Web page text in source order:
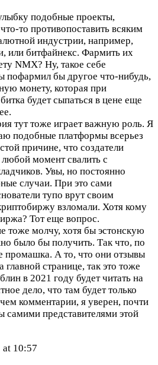
подобные проекты,
то противопоставить всяким
индустрии, например,
или битфайнекс. Фармить их
NMX? Ну, такое себе
пофармил бы другое что-нибудь,
монету, которая при
будет сыпаться в цене еще
тут тоже играет важную роль. Я
подобные платформы всерьез
причине, что создатели
момент свалить с
Увы, но постоянно
случаи. При это сами
тупо врут своим
взломали. Хотя кому
Тот еще вопрос.
тоже молчу, хотя бы эстонскую
было бы получить. Так что, по
промашка. А то, что они отзывы
главной странице, так это тоже
в 2021 году будет читать на
дело, что там будет только
комментарии, я уверен, почти
самими представителями этой
at 10:57